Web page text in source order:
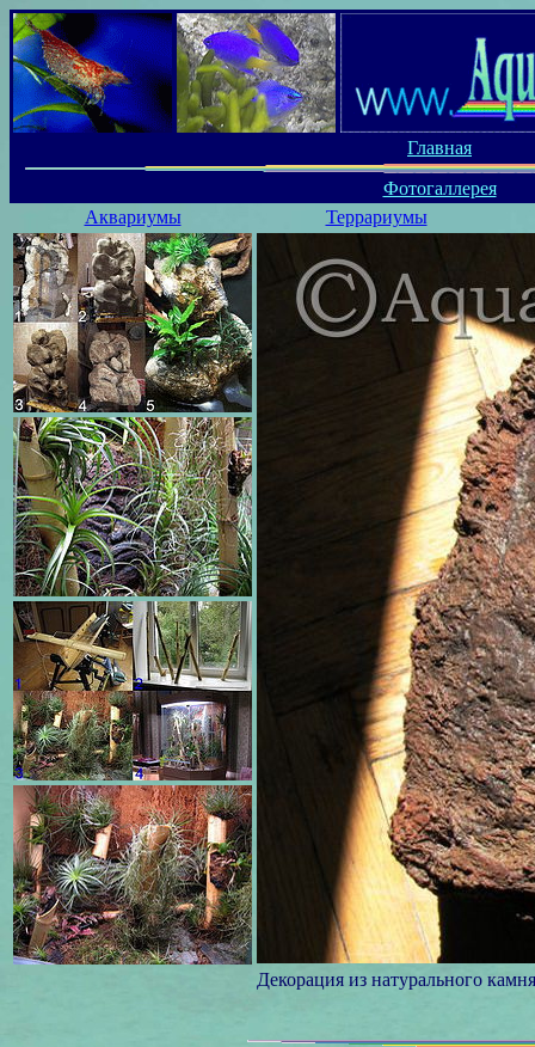
Главная
Фотогаллерея
Аквариумы
Террариумы
Декорация из натурального